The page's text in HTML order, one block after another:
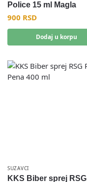
Police 15 ml Magla
900 RSD
Dodaj u korpu
SUZAVCI
KKS Biber sprej RSG